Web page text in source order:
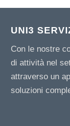
UNI3
Con le nostre
di attività nel
attraverso un
soluzioni